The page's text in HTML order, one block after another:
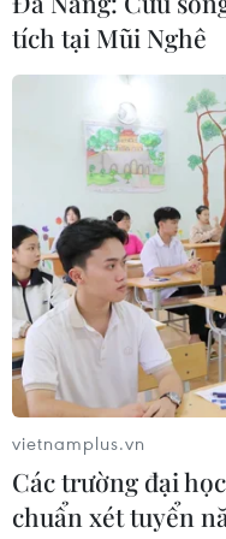
Điểm tựa vững
Việt tại Cộng
22/11/2025 02:20
Liên hiệp Hội Người
khai hàng trăm hoạt
trên phạm vi toàn
hình ảnh của cộng
tích tại Mũi Nghê
vietnamplus.vn
Các trường đại
chuẩn xét tuyển